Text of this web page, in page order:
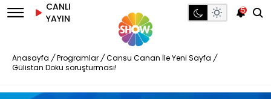
CANLI
YAYIN
5
Anasayfa / Programlar / Cansu Canan İle Yeni Sayfa /
Gülistan Doku soruşturması!